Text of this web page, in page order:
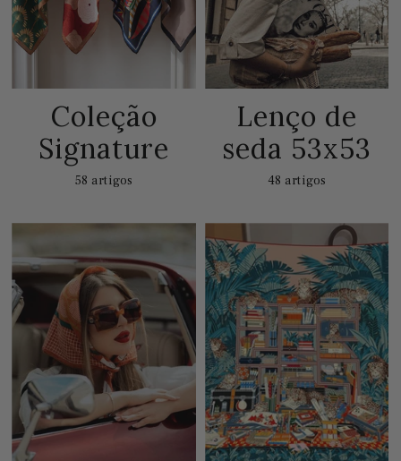
Coleção
Signature
58 artigos
Lenço de
seda 53x53
48 artigos